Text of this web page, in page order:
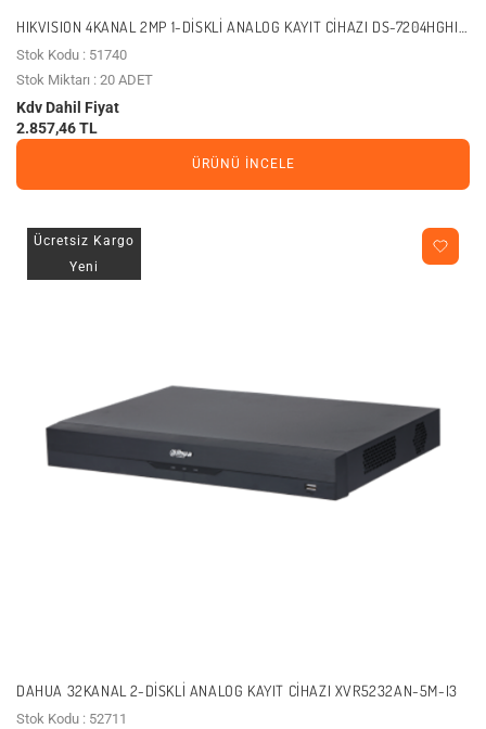
HIKVISION 4KANAL 2MP 1-DISKLI ANALOG KAYIT CIHAZI DS-7204HGHI-
M1/C
Stok Kodu : 51740
Stok Miktarı : 20 ADET
Kdv Dahil Fiyat
2.857,46 TL
ÜRÜNÜ İNCELE
Ücretsiz Kargo
Yeni
DAHUA 32KANAL 2-DISKLI ANALOG KAYIT CIHAZI XVR5232AN-5M-I3
Stok Kodu : 52711